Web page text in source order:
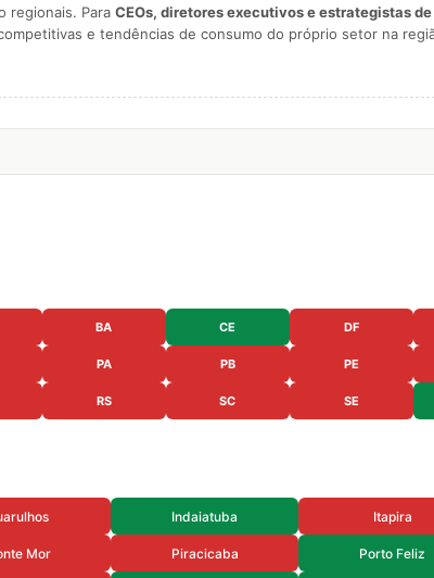
regionais. Para CEOs, diretores executivos e estrategistas
e tendências de consumo do próprio setor na
BA CE DF
PA PB PE
RS SC SE
Indaiatuba Itapira
Mor Piracicaba Porto Feliz